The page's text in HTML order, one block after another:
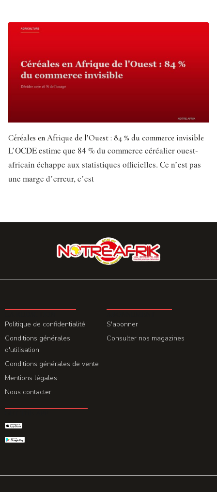
Céréales en Afrique de l’Ouest : 84 % du commerce invisible
L’OCDE estime que 84 % du commerce céréalier ouest-
africain échappe aux statistiques officielles. Ce n’est pas
une marge d’erreur, c’est
Politique de confidentialité
Conditions générales
d'utilisation
Conditions générales de vente
Mentions légales
Nous contacter
S'abonner
Consulter nos magazines